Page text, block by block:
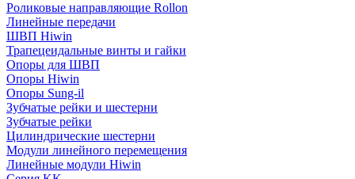
Роликовые направляющие Rollon
Линейные передачи
ШВП Hiwin
Трапецеидальные винты и гайки
Опоры для ШВП
Опоры Hiwin
Опоры Sung-il
Зубчатые рейки и шестерни
Зубчатые рейки
Цилиндрические шестерни
Модули линейного перемещения
Линейные модули Hiwin